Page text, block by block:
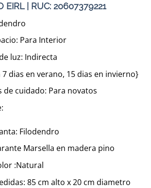
EIRL | RUC: 20607379221
Para Interior
luz: Indirecta
7 dias en verano, 15 dias en invierno}
de cuidado: Para novatos
Filodendro
Marsella en madera pino
:Natural
85 cm alto x 20 cm diametro